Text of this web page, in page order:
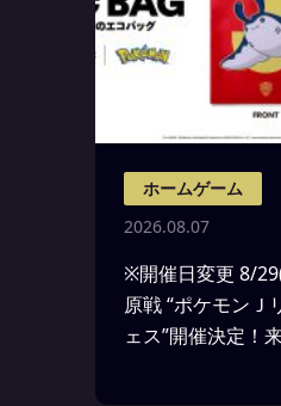
ホームゲーム
2026.08.07
※開催日変更 8/
原戦 “ポケモンＪ
ェス”開催決定！